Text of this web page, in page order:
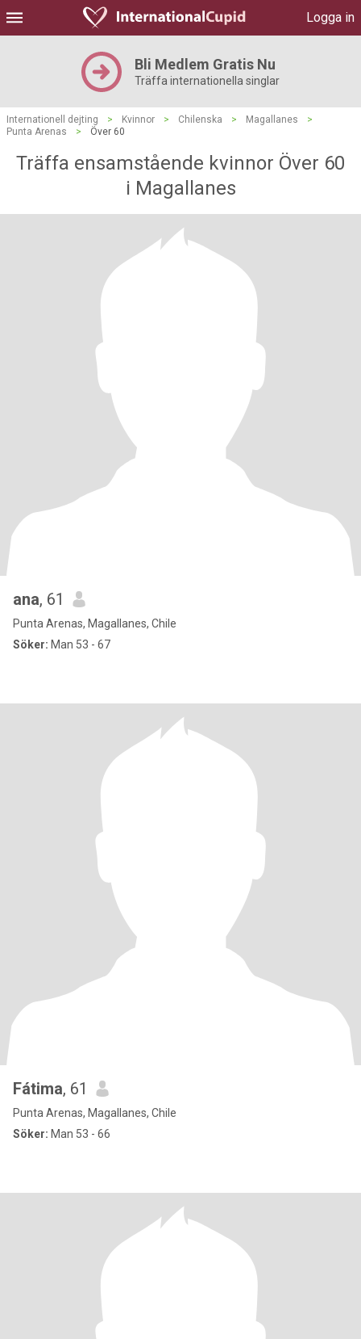
Logga in
Bli Medlem Gratis Nu
Träffa internationella singlar
Internationell dejting > Kvinnor > Chilenska > Magallanes
>
Punta Arenas
> Över 60
Träffa ensamstående kvinnor Över 60
i Magallanes
ana, 61
Punta Arenas, Magallanes, Chile
Söker: Man 53 - 67
Fátima, 61
Punta Arenas, Magallanes, Chile
Söker: Man 53 - 66